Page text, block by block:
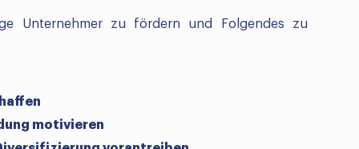
Unternehmer zu fördern und Folgendes zu
motivieren